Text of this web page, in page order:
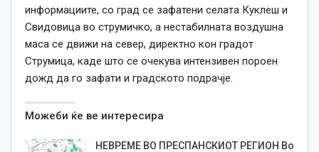
информациите, со град се зафатени селата Куклеш и
Свидовица во струмичко, а нестабилната воздушна
маса се движи на север, директно кон градот
Струмица, каде што се очекува интензивен пороен
дожд да го зафати и градското подрачје.
Можеби ќе ве интересира
НЕВРЕМЕ ВО ПРЕСПАНСКИОТ РЕГИОН Во